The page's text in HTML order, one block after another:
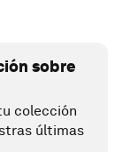
sobre
colección
últimas